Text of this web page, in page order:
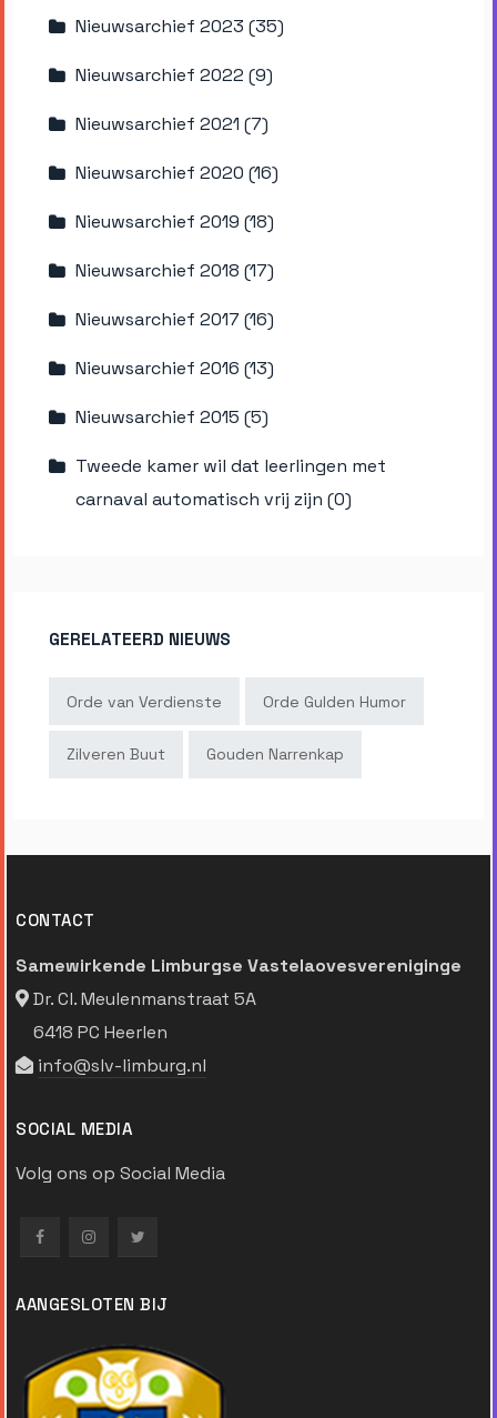
Nieuwsarchief 2023 (35)
Nieuwsarchief 2022 (9)
Nieuwsarchief 2021 (7)
Nieuwsarchief 2020 (16)
Nieuwsarchief 2019 (18)
Nieuwsarchief 2018 (17)
Nieuwsarchief 2017 (16)
Nieuwsarchief 2016 (13)
Nieuwsarchief 2015 (5)
Tweede kamer wil dat leerlingen met
carnaval automatisch vrij zijn (0)
GERELATEERD NIEUWS
Orde van Verdienste Orde Gulden Humor
Zilveren Buut Gouden Narrenkap
CONTACT
Samewirkende Limburgse Vastelaovesvereniginge
Dr. Cl. Meulenmanstraat 5A
6418 PC Heerlen
info@slv-limburg.nl
SOCIAL MEDIA
Volg ons op Social Media
AANGESLOTEN BIJ